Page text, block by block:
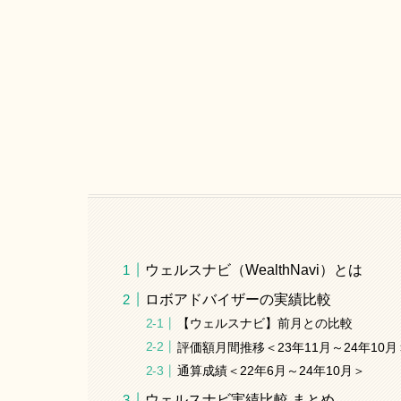
ウェルスナビ（WealthNavi）とは
ロボアドバイザーの実績比較
【ウェルスナビ】前月との比較
評価額月間推移＜23年11月～24年10月
通算成績＜22年6月～24年10月＞